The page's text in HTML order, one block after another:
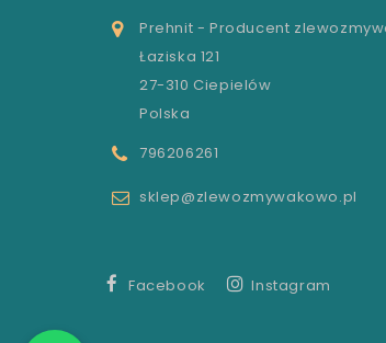
Prehnit - Producent
Łaziska 121
27-310 Ciepielów
Polska
796206261
sklep@zlewozmywakowo.pl
Facebook Instagram